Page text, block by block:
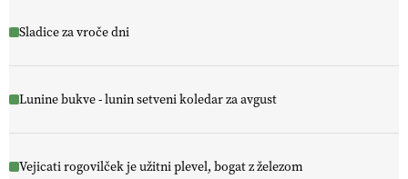
Sladice za vroče dni
Lunine bukve - lunin setveni koledar za avgust
Vejicati rogovilček je užitni plevel, bogat z železom